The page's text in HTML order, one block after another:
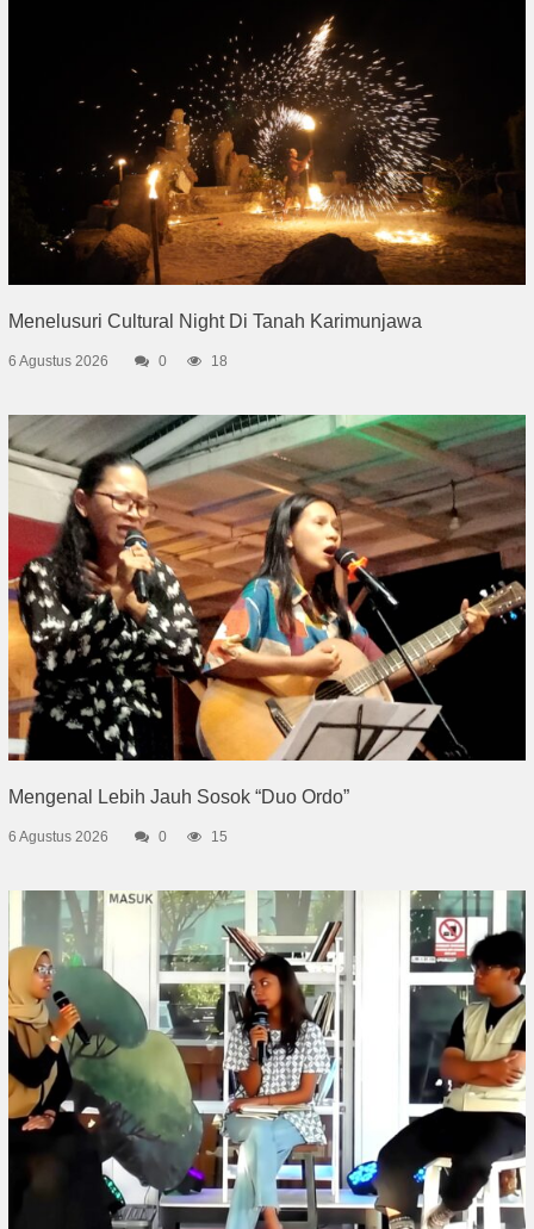
Menelusuri Cultural Night Di Tanah Karimunjawa
6 Agustus 2026 0 18
Mengenal Lebih Jauh Sosok “Duo Ordo”
6 Agustus 2026 0 15